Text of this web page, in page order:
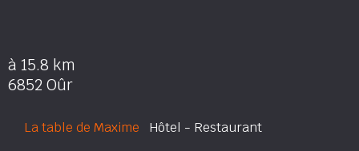
à 15.8 km
6852 Oûr
La table de Maxime Hôtel - Restaurant